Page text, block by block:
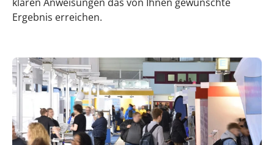
Ergebnis erreichen.